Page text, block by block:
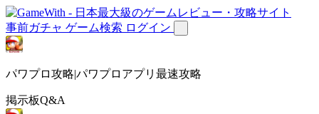
事前ガチャ ゲーム検索 ログイン
パワプロ攻略|パワプロアプリ最速攻略
掲示板Q&A